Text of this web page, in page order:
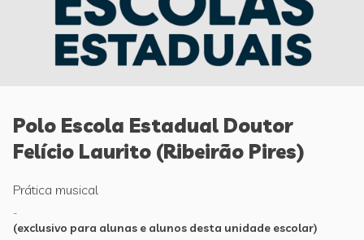
Polo Escola Estadual Doutor
Felício Laurito (Ribeirão Pires)
Prática musical
-
(exclusivo para alunas e alunos desta unidade escolar)